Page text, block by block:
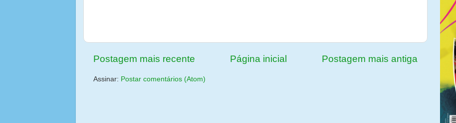
Postagem mais recente Postagem mais antiga
Página inicial
Assinar: Postar comentários (Atom)